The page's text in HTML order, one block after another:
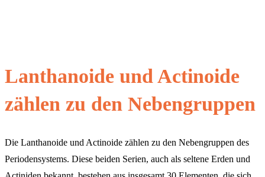
Lanthanoide und Actinoide
zählen zu den Nebengruppen
Die Lanthanoide und Actinoide zählen zu den Nebengruppen des
Periodensystems. Diese beiden Serien, auch als seltene Erden und